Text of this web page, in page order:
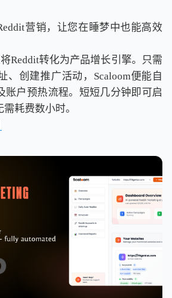
营销，让您在睡梦中也能高效
Reddit转化为产品增长引擎。只需
、创建推广活动，Scaloom便能自
账户预热流程。短短几分钟即可启
耗费数小时。